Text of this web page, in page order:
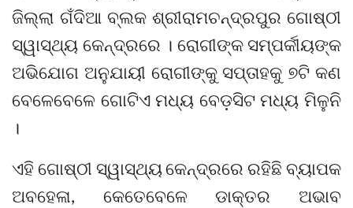
ଜିଲ୍ଲା ଗଁଦିଆ ବ୍ଲକ ଶ୍ରୀରାମଚନ୍ଦ୍ରପୁର ଗୋଷ୍ଠୀ
ସ୍ୱାସ୍ଥ୍ୟ କେନ୍ଦ୍ରରେ । ରୋଗୀଙ୍କ ସମ୍ପର୍କୀୟଙ୍କ
ଅଭିଯୋଗ ଅନୁଯାୟୀ ରୋଗୀଙ୍କୁ ସପ୍ତାହକୁ ୭ଟି କଣ
ବେଳେବେଳେ ଗୋଟିଏ ମଧ୍ୟ ବେଡ଼ସିଟ ମଧ୍ୟ ମିଳୁନି
।
ଏହି ଗୋଷ୍ଠୀ ସ୍ୱାସ୍ଥ୍ୟ କେନ୍ଦ୍ରରେ ରହିଛି ବ୍ୟାପକ
ଅବହେଳା, କେତେବେଳେ ଡାକ୍ତର ଅଭାବ